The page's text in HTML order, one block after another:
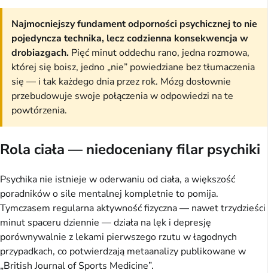
Najmocniejszy fundament odporności psychicznej to nie
pojedyncza technika, lecz codzienna konsekwencja w
drobiazgach. Pięć minut oddechu rano, jedna rozmowa,
której się boisz, jedno „nie” powiedziane bez tłumaczenia
się — i tak każdego dnia przez rok. Mózg dosłownie
przebudowuje swoje połączenia w odpowiedzi na te
powtórzenia.
Rola ciała — niedoceniany filar psychiki
Psychika nie istnieje w oderwaniu od ciała, a większość
poradników o sile mentalnej kompletnie to pomija.
Tymczasem regularna aktywność fizyczna — nawet trzydzieści
minut spaceru dziennie — działa na lęk i depresję
porównywalnie z lekami pierwszego rzutu w łagodnych
przypadkach, co potwierdzają metaanalizy publikowane w
„British Journal of Sports Medicine”.